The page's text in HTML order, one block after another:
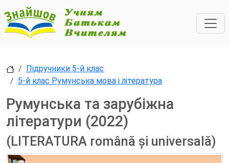
Підручники 5-й клас
5-й клас Румунська мова і література
Румунська та зарубіжна
літератури (2022)
(LITERATURA română și universală)